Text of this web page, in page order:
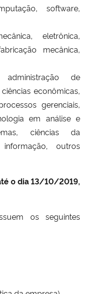
software,
eletrônica,
mecânica,
administração de
econômicas,
gerenciais,
em análise e
ciências da
outros
o dia 13/10/2019,
os seguintes